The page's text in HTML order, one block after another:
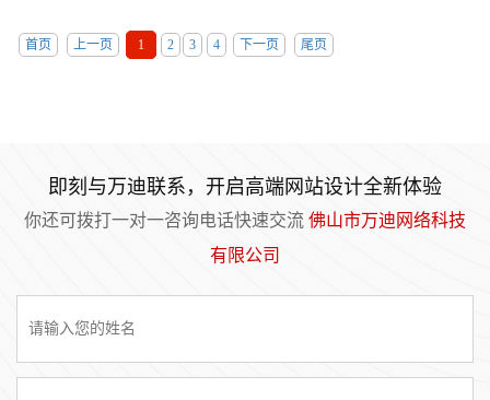
首页 上一页 1 2 3 4 下一页 尾页
即刻与万迪联系，开启高端网站设计全新体验
你还可拨打一对一咨询电话快速交流 佛山市万迪网络科技
有限公司